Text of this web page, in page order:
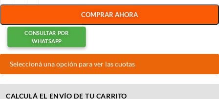
COMPRAR AHORA
CONSULTAR POR
WHATSAPP
Seleccioná una opción para ver las cuotas
CALCULÁ EL ENVÍO DE TU CARRITO